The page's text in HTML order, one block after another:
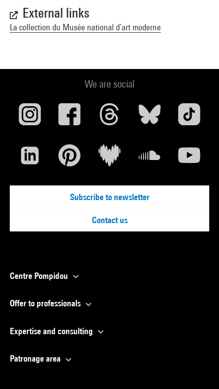
External links
La collection du Musée national d’art moderne
We are social
Subscribe to newsletter
Contact us
Centre Pompidou
Offer to professionals
Expertise and consulting
Patronage area